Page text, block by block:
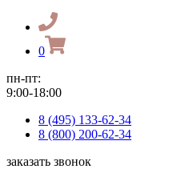
0
пн-пт:
9:00-18:00
8 (495) 133-62-34
8 (800) 200-62-34
заказать звонок